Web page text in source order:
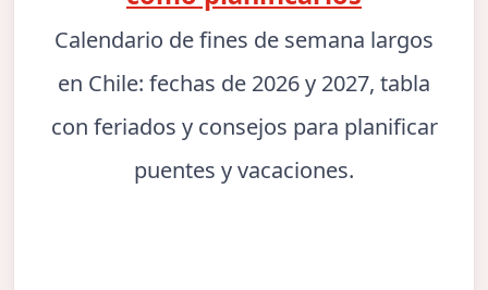
Calendario de fines de semana largos
en Chile: fechas de 2026 y 2027, tabla
con feriados y consejos para planificar
puentes y vacaciones.